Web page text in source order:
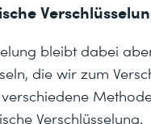
bleibt dabei
die wir zum
Verschlüsselung.